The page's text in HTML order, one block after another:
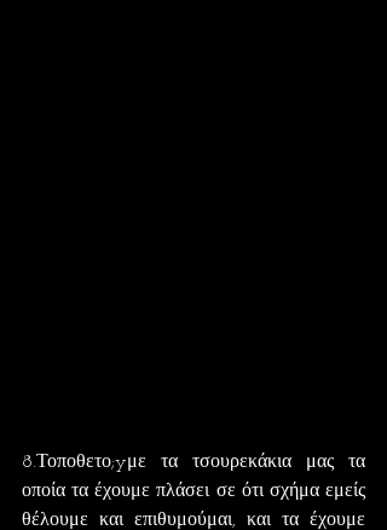
8.Τοποθετο;yμε τα τσουρεκάκια μας τα
οποία τα έχουμε πλάσει σε ότι σχήμα εμείς
θέλουμε και επιθυμούμαι, και τα έχουμε